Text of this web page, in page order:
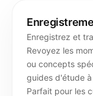
Enregistrez et
Revoyez les
ou concepts
guides d'étude
Parfait pour les